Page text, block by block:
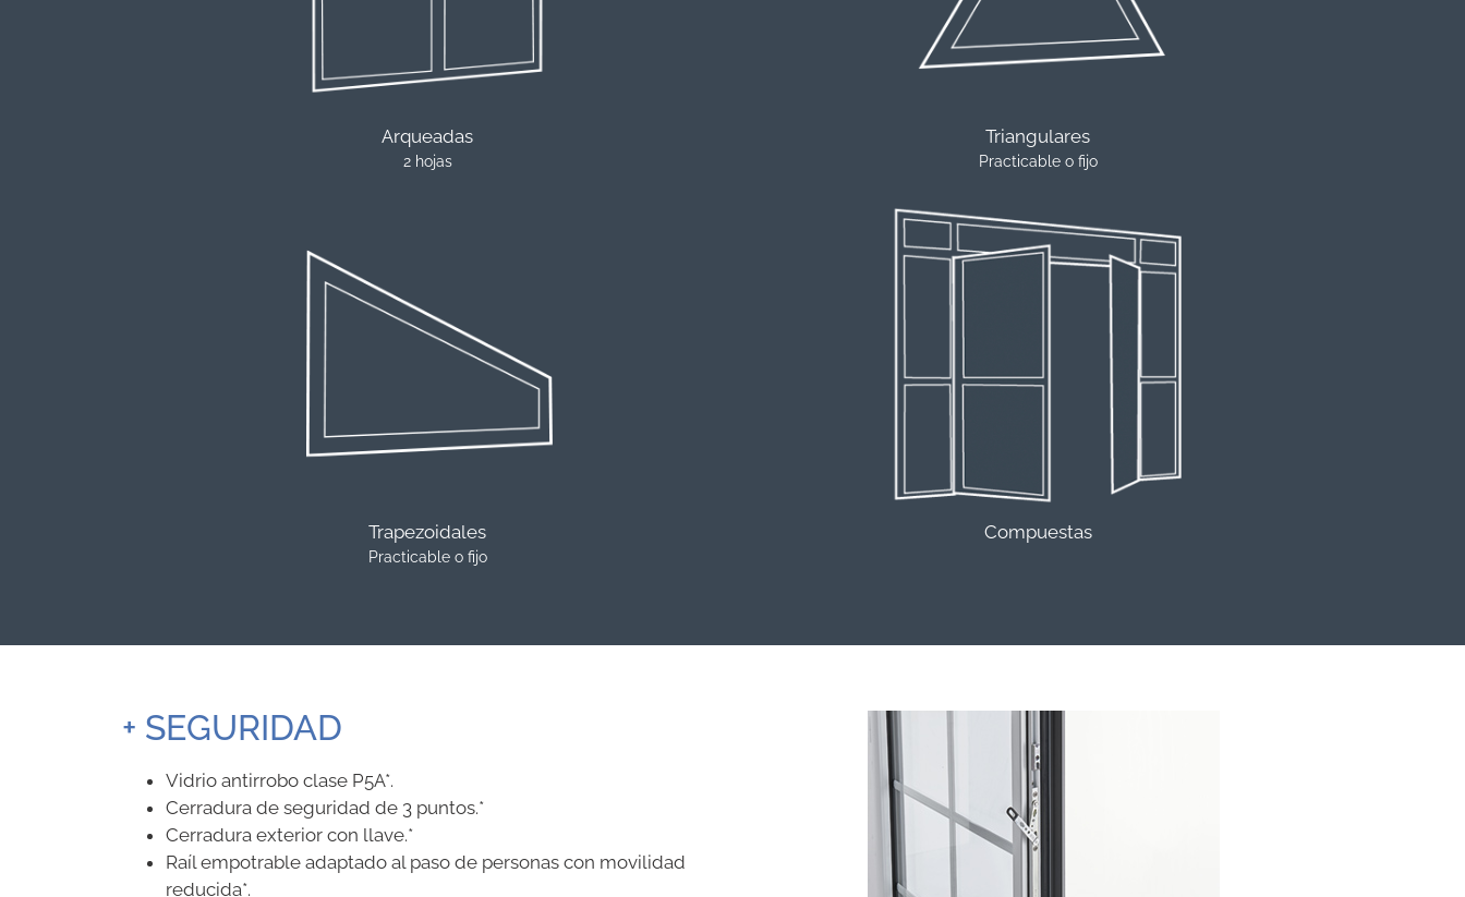
Arqueadas
2 hojas
Triangulares
Practicable o fijo
Trapezoidales
Practicable o fijo
Compuestas
+ SEGURIDAD
Vidrio antirrobo clase P5A*.
Cerradura de seguridad de 3 puntos.*
Cerradura exterior con llave.*
Raíl empotrable adaptado al paso de personas con movilidad
reducida*.